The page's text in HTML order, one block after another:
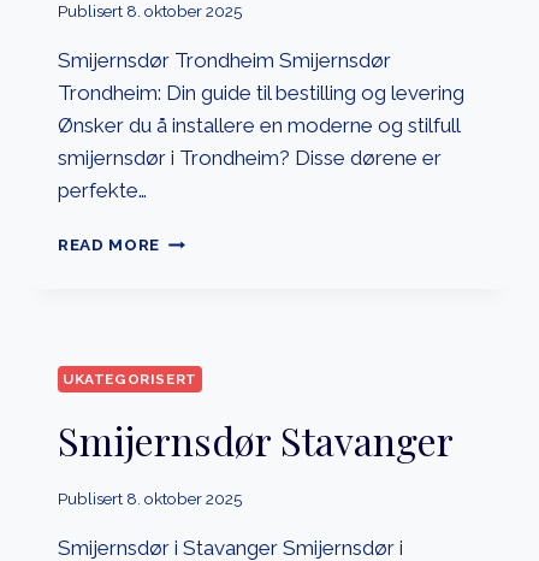
Publisert 8. oktober 2025
Smijernsdør Trondheim Smijernsdør
Trondheim: Din guide til bestilling og levering
Ønsker du å installere en moderne og stilfull
smijernsdør i Trondheim? Disse dørene er
perfekte…
READ MORE SMIJERNSDØR
UKATEGORISERT
Smijernsdør Stavanger
Publisert 8. oktober 2025
Smijernsdør i Stavanger Smijernsdør i